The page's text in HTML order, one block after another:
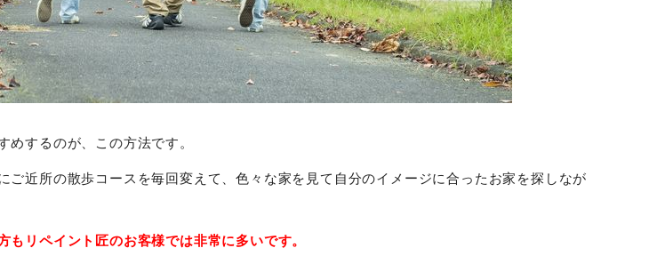
めするのが、この方法です。
近所の散歩コースを毎回変えて、色々な家を見て自分のイメージに合ったお家を探しなが
リペイント匠のお客様では非常に多いです。